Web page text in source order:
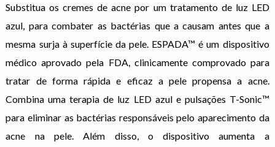
Substitua os cremes de acne por um tratamento de luz LED
azul, para combater as bactérias que a causam antes que a
mesma surja à superfície da pele. ESPADA™ é um dispositivo
médico aprovado pela FDA, clinicamente comprovado para
tratar de forma rápida e eficaz a pele propensa a acne.
Combina uma terapia de luz LED azul e pulsações T-Sonic™
para eliminar as bactérias responsáveis pelo aparecimento da
acne na pele. Além disso, o dispositivo aumenta a